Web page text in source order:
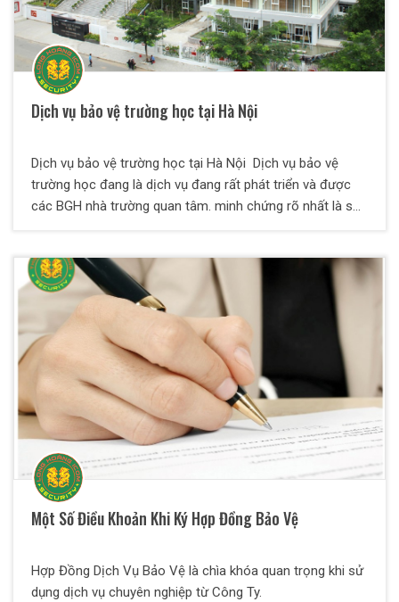
Dịch vụ bảo vệ trường học tại Hà Nội
Dịch vụ bảo vệ trường học tại Hà Nội Dịch vụ bảo vệ
trường học đang là dịch vụ đang rất phát triển và được
các BGH nhà trường quan tâm. minh chứng rõ nhất là số
làm thế nào để lựa chọn được công ty bảo vệ uy tín, chất
lượng? Ở bài viết này, Bảo Vệ Thiên Long Hoàng sẽ giúp
quý vị có cái nhìn toàn diện nhất về dịch vụ này.
Một Số Điều Khoản Khi Ký Hợp Đồng Bảo Vệ
Hợp Đồng Dịch Vụ Bảo Vệ là chìa khóa quan trọng khi sử
dụng dịch vụ chuyên nghiệp từ Công Ty.